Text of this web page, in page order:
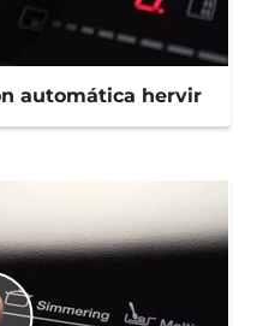
automática hervir